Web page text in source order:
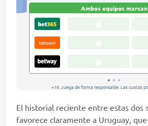
El historial reciente entre estas dos
favorece claramente a Uruguay,